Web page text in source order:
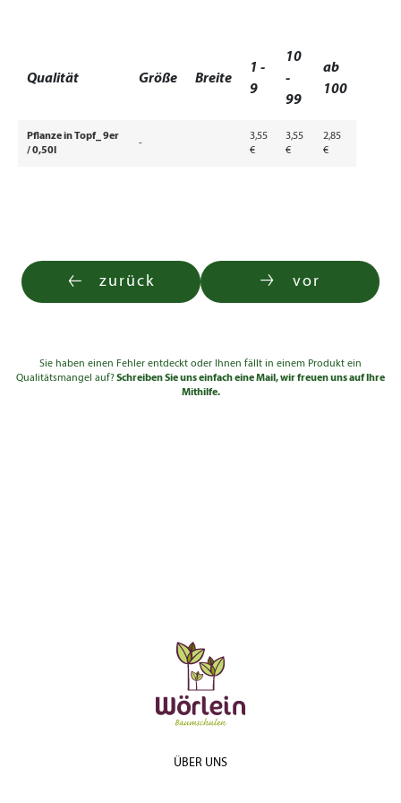
Qualität Größe Breite
1 -
9
10
-
99
ab
100
Pflanze in Topf_ 9er
/ 0,50l
-
3,55
€
3,55
€
2,85
€
zurück vor
Sie haben einen Fehler entdeckt oder Ihnen fällt in einem Produkt ein
Qualitätsmangel auf?Schreiben Sie uns einfach eine Mail, wir freuen uns auf Ihre
Mithilfe.
ÜBER UNS